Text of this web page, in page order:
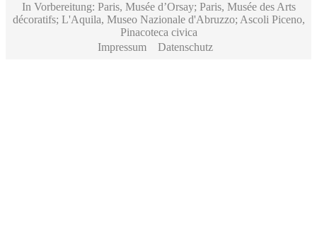
In Vorbereitung: Paris, Musée d’Orsay; Paris, Musée des Arts
décoratifs; L'Aquila, Museo Nazionale d'Abruzzo; Ascoli Piceno,
Pinacoteca civica
Impressum
Datenschutz